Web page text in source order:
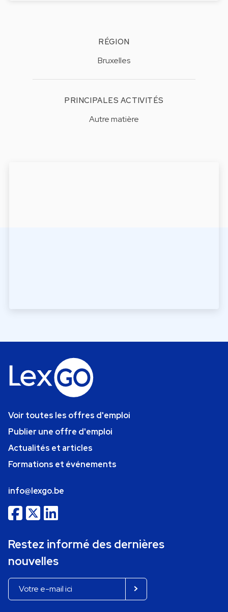
RÉGION
Bruxelles
PRINCIPALES ACTIVITÉS
Autre matière
Voir toutes les offres d'emploi
Publier une offre d'emploi
Actualités et articles
Formations et événements
info@lexgo.be
Restez informé des dernières
nouvelles